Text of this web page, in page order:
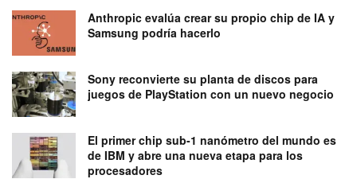
Anthropic evalúa crear su propio chip de IA y
Samsung podría hacerlo
Sony reconvierte su planta de discos para
juegos de PlayStation con un nuevo negocio
El primer chip sub-1 nanómetro del mundo es
de IBM y abre una nueva etapa para los
procesadores